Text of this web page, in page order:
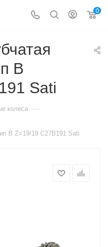
0
B
Sati
колеса —
B Z=19/19 C27B191 Sati